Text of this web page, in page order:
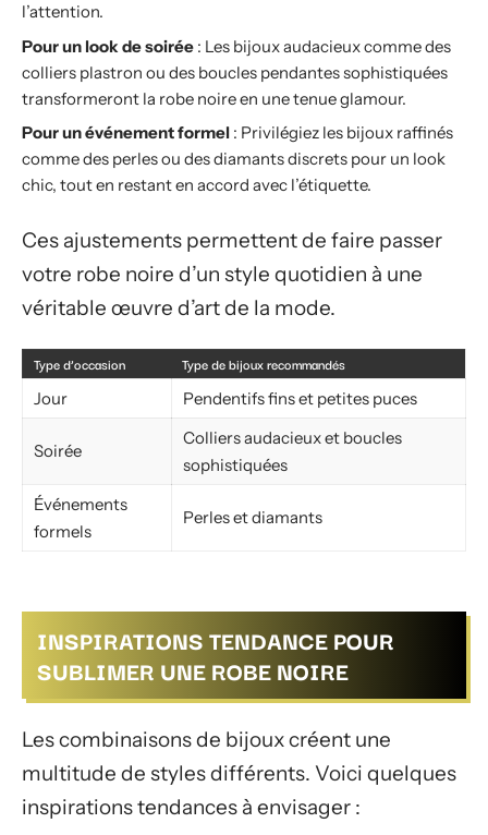
l’attention.
Pour un look de soirée : Les bijoux audacieux comme des
colliers plastron ou des boucles pendantes sophistiquées
transformeront la robe noire en une tenue glamour.
Pour un événement formel : Privilégiez les bijoux raffinés
comme des perles ou des diamants discrets pour un look
chic, tout en restant en accord avec l’étiquette.
Ces ajustements permettent de faire passer
votre robe noire d’un style quotidien à une
véritable œuvre d’art de la mode.
Type d’occasion
Type de bijoux recommandés
Jour
Pendentifs fins et petites puces
Soirée
Colliers audacieux et boucles
sophistiquées
Événements
formels
Perles et diamants
INSPIRATIONS TENDANCE POUR
SUBLIMER UNE ROBE NOIRE
Les combinaisons de bijoux créent une
multitude de styles différents. Voici quelques
inspirations tendances à envisager :